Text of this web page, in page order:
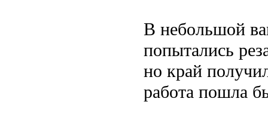
В небольшой
попытались
но край
работа пошла